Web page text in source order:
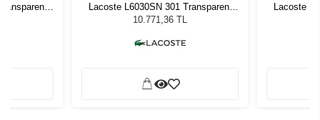
Lacoste L6030SN 301 Transparent
Green Unisex Güneş Gözlüğü
10.771,36 TL
Lacoste